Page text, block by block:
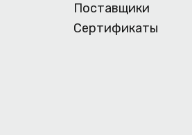
Поставщики
Сертификаты